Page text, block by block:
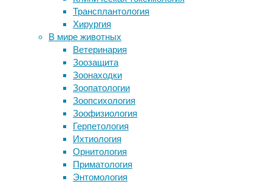
Трансплантология
Хирургия
В мире животных
Ветеринария
Зоозащита
Зоонаходки
Зоопатологии
Зоопсихология
Зоофизиология
Герпетология
Ихтиология
Орнитология
Приматология
Энтомология
Америку,
чтобы
не
перегреть
планету
22/06/2025,
01:49
22/06/2025
антропоцен
биоразнообразие
климат
природа
экология
раны
Система «исправления» ДНК сможет
остановить болезнь Гентигтона
Еда – 2021
«Виртуальное сердце» поможет
решить проблему с аритмией
Следите за новостями